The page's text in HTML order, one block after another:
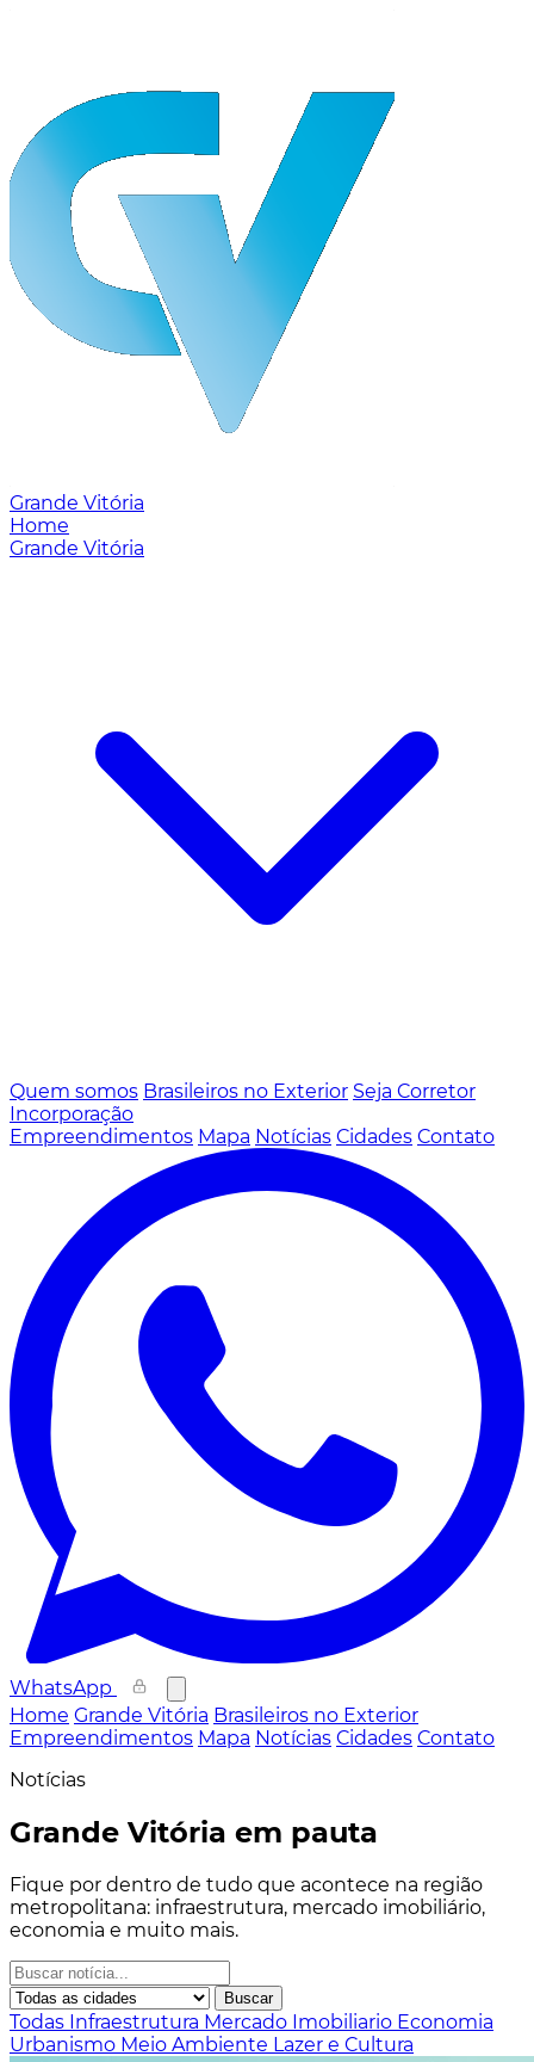
Grande Vitória
Home
Grande Vitória
Quem somos Brasileiros no Exterior Seja Corretor
Incorporação
Empreendimentos Mapa Notícias Cidades Contato
WhatsApp
Home Grande Vitória Brasileiros no Exterior
Empreendimentos Mapa Notícias Cidades Contato
Notícias
Grande Vitória em pauta
Fique por dentro de tudo que acontece na região
metropolitana: infraestrutura, mercado imobiliário,
economia e muito mais.
Buscar
Todas Infraestrutura Mercado Imobiliario Economia
Urbanismo Meio Ambiente Lazer e Cultura